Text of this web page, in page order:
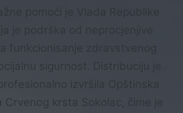
sigurnost. Distribuciju je
izvršila Opštinska
Crvenog krsta Sokolac, čime je